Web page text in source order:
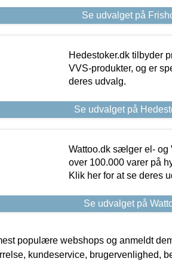
Se udvalget på
Hedestoker.dk tilbyder
VVS-produkter, og er
deres udvalg.
Se udvalget på
Wattoo.dk sælger el- og
over 100.000 varer på
Klik her for at se deres
Se udvalget på
populære webshops og anmeldt
kundeservice, brugervenlighed,